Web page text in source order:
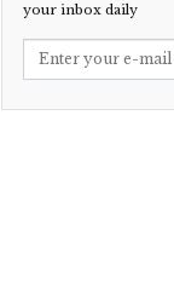
your inbox daily